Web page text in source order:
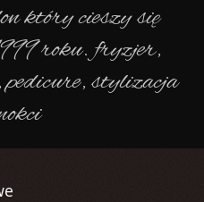
który cieszy się
roku. fryzjer,
stylizacja